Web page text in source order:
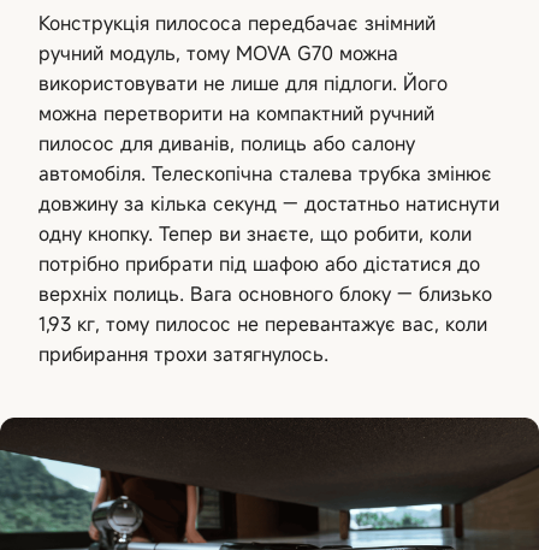
Конструкція пилососа передбачає знімний
ручний модуль, тому MOVA G70 можна
використовувати не лише для підлоги. Його
можна перетворити на компактний ручний
пилосос для диванів, полиць або салону
автомобіля. Телескопічна сталева трубка змінює
довжину за кілька секунд — достатньо натиснути
одну кнопку. Тепер ви знаєте, що робити, коли
потрібно прибрати під шафою або дістатися до
верхніх полиць. Вага основного блоку — близько
1,93 кг, тому пилосос не перевантажує вас, коли
прибирання трохи затягнулось.